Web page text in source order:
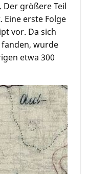
Der größere Teil
erste Folge
vor. Da sich
wurde
etwa 300